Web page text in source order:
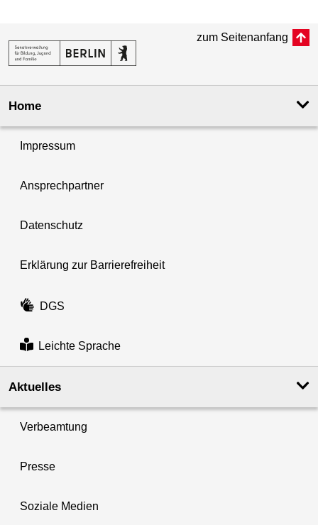
zum Seitenanfang
Home
Impressum
Ansprechpartner
Datenschutz
Erklärung zur Barrierefreiheit
DGS
Leichte Sprache
Aktuelles
Verbeamtung
Presse
Soziale Medien